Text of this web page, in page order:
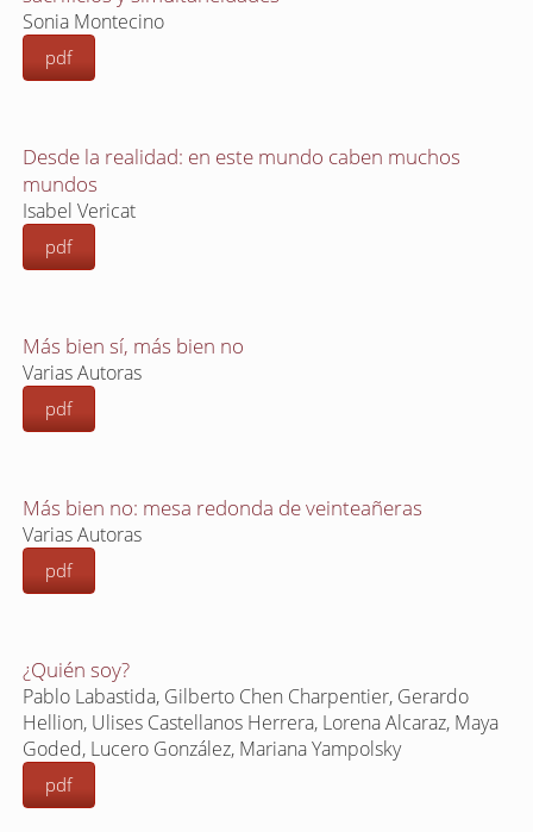
Sonia Montecino
pdf
Desde la realidad: en este mundo caben muchos
mundos
Isabel Vericat
pdf
Más bien sí, más bien no
Varias Autoras
pdf
Más bien no: mesa redonda de veinteañeras
Varias Autoras
pdf
¿Quién soy?
Pablo Labastida, Gilberto Chen Charpentier, Gerardo
Hellion, Ulises Castellanos Herrera, Lorena Alcaraz, Maya
Goded, Lucero González, Mariana Yampolsky
pdf